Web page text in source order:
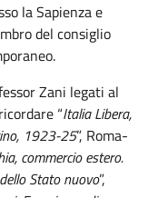
la Sapienza e
del consiglio
Zani legati al
“Italia Libera,
1923-25”, Roma-
commercio estero.
Stato nuovo”,